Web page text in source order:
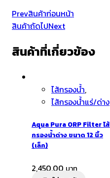
Prevสินค้าก่อนหน้า
สินค้าถัดไปNext
สินค้าที่เกี่ยวข้อง
ไส้กรองน้ำ,
ไส้กรองน้ำแร่/ด่าง
Aqua Pura ORP Filter ไส้
กรองน้ำด่าง ขนาด 12 นิ้ว
(เล็ก)
2,450.00